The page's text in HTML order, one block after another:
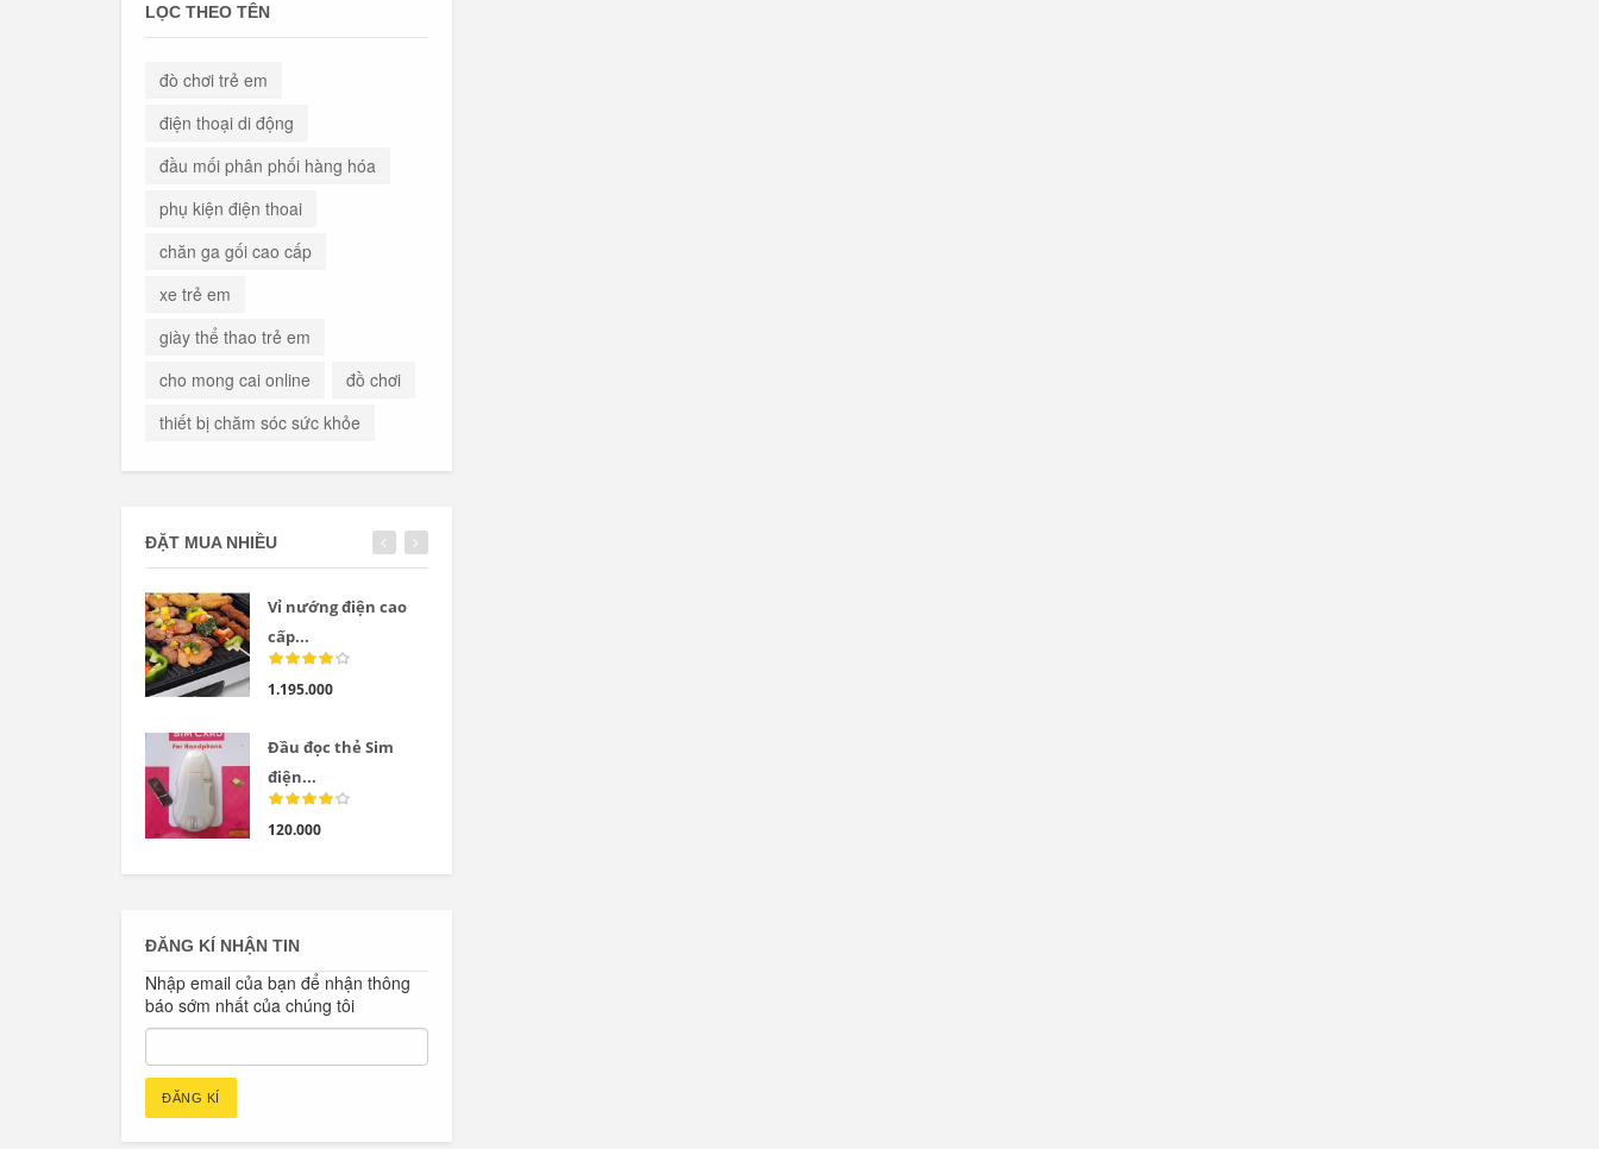
LỌC THEO TÊN
đò chơi trẻ em
điện thoại di động
đầu mối phân phối hàng hóa
phụ kiện điện thoai
chăn ga gối cao cấp
xe trẻ em
giày thể thao trẻ em
cho mong cai online
đồ chơi
thiết bị chăm sóc sức khỏe
ĐẶT MUA NHIỀU
Vỉ nướng điện cao
cấp...
1.195.000
Đầu đọc thẻ Sim
điện...
120.000
ĐĂNG KÍ NHẬN TIN
Nhập email của bạn để nhận thông
báo sớm nhất của chúng tôi